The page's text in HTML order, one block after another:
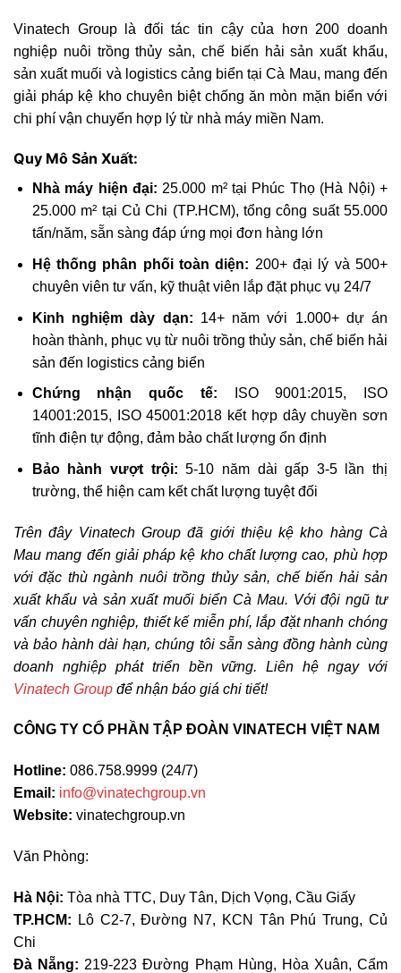
Vinatech Group là đối tác tin cậy của hơn 200 doanh
nghiệp nuôi trồng thủy sản, chế biến hải sản xuất khẩu,
sản xuất muối và logistics cảng biển tại Cà Mau, mang đến
giải pháp kệ kho chuyên biệt chống ăn mòn mặn biển với
chi phí vận chuyển hợp lý từ nhà máy miền Nam.
Quy Mô Sản Xuất:
Nhà máy hiện đại: 25.000 m² tại Phúc Thọ (Hà Nội) +
25.000 m² tại Củ Chi (TP.HCM), tổng công suất 55.000
tấn/năm, sẵn sàng đáp ứng mọi đơn hàng lớn
Hệ thống phân phối toàn diện: 200+ đại lý và 500+
chuyên viên tư vấn, kỹ thuật viên lắp đặt phục vụ 24/7
Kinh nghiệm dày dạn: 14+ năm với 1.000+ dự án
hoàn thành, phục vụ từ nuôi trồng thủy sản, chế biến hải
sản đến logistics cảng biển
Chứng nhận quốc tế: ISO 9001:2015, ISO
14001:2015, ISO 45001:2018 kết hợp dây chuyền sơn
tĩnh điện tự động, đảm bảo chất lượng ổn định
Bảo hành vượt trội: 5-10 năm dài gấp 3-5 lần thị
trường, thể hiện cam kết chất lượng tuyệt đối
Trên đây Vinatech Group đã giới thiệu kệ kho hàng Cà
Mau mang đến giải pháp kệ kho chất lượng cao, phù hợp
với đặc thù ngành nuôi trồng thủy sản, chế biến hải sản
xuất khẩu và sản xuất muối biển Cà Mau. Với đội ngũ tư
vấn chuyên nghiệp, thiết kế miễn phí, lắp đặt nhanh chóng
và bảo hành dài hạn, chúng tôi sẵn sàng đồng hành cùng
doanh nghiệp phát triển bền vững. Liên hệ ngay với
Vinatech Group để nhận báo giá chi tiết!
CÔNG TY CỔ PHẦN TẬP ĐOÀN VINATECH VIỆT NAM
Hotline: 086.758.9999 (24/7)
Email: info@vinatechgroup.vn
Website: vinatechgroup.vn
Văn Phòng:
Hà Nội: Tòa nhà TTC, Duy Tân, Dịch Vọng, Cầu Giấy
TP.HCM: Lô C2-7, Đường N7, KCN Tân Phú Trung, Củ
Chi
Đà Nẵng: 219-223 Đường Phạm Hùng, Hòa Xuân, Cẩm